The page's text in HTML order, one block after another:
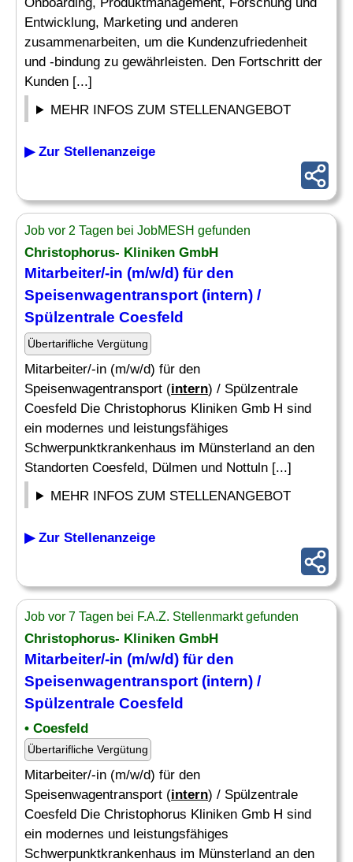
Entwicklung, Marketing und anderen
zusammenarbeiten, um die Kundenzufriedenheit
und -bindung zu gewährleisten. Den Fortschritt der
Kunden [...]
MEHR INFOS ZUM STELLENANGEBOT
▶ Zur Stellenanzeige
Job vor 2 Tagen bei JobMESH gefunden
Christophorus- Kliniken GmbH
Mitarbeiter/-in (m/w/d) für den
Speisenwagentransport (intern) /
Spülzentrale Coesfeld
Übertarifliche Vergütung
Mitarbeiter/-in (m/w/d) für den
Speisenwagentransport (intern) / Spülzentrale
Coesfeld Die Christophorus Kliniken Gmb H sind
ein modernes und leistungsfähiges
Schwerpunktkrankenhaus im Münsterland an den
Standorten Coesfeld, Dülmen und Nottuln [...]
MEHR INFOS ZUM STELLENANGEBOT
▶ Zur Stellenanzeige
Job vor 7 Tagen bei F.A.Z. Stellenmarkt gefunden
Christophorus- Kliniken GmbH
Mitarbeiter/-in (m/w/d) für den
Speisenwagentransport (intern) /
Spülzentrale Coesfeld
• Coesfeld
Übertarifliche Vergütung
Mitarbeiter/-in (m/w/d) für den
Speisenwagentransport (intern) / Spülzentrale
Coesfeld Die Christophorus Kliniken Gmb H sind
ein modernes und leistungsfähiges
Schwerpunktkrankenhaus im Münsterland an den